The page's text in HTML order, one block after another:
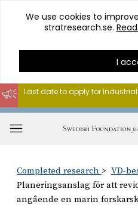
Go
content
We use cookies to
stratresearch.se.
I
Last date to apply for
Completed research VD-
Planeringsanslag för att
angående en marin